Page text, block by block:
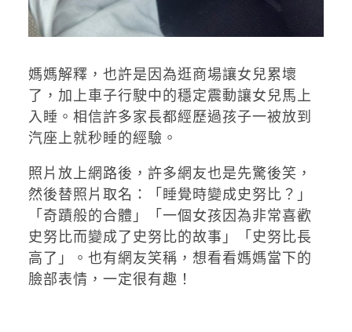
媽媽解釋，也許是因為逛商場讓女兒累壞
了，加上車子行駛中的穩定震動讓女兒馬上
入睡。相信許多家長都經歷過孩子一被放到
汽座上就秒睡的經驗。
照片放上網路後，許多網友也是先驚後笑，
然後替照片取名：「睡覺時變成史努比？」
「奇蹟般的合體」「一個女孩因為非常喜歡
史努比而變成了史努比的故事」「史努比長
高了」。也有網友笑稱，想看看媽媽當下的
臉部表情，一定很有趣！